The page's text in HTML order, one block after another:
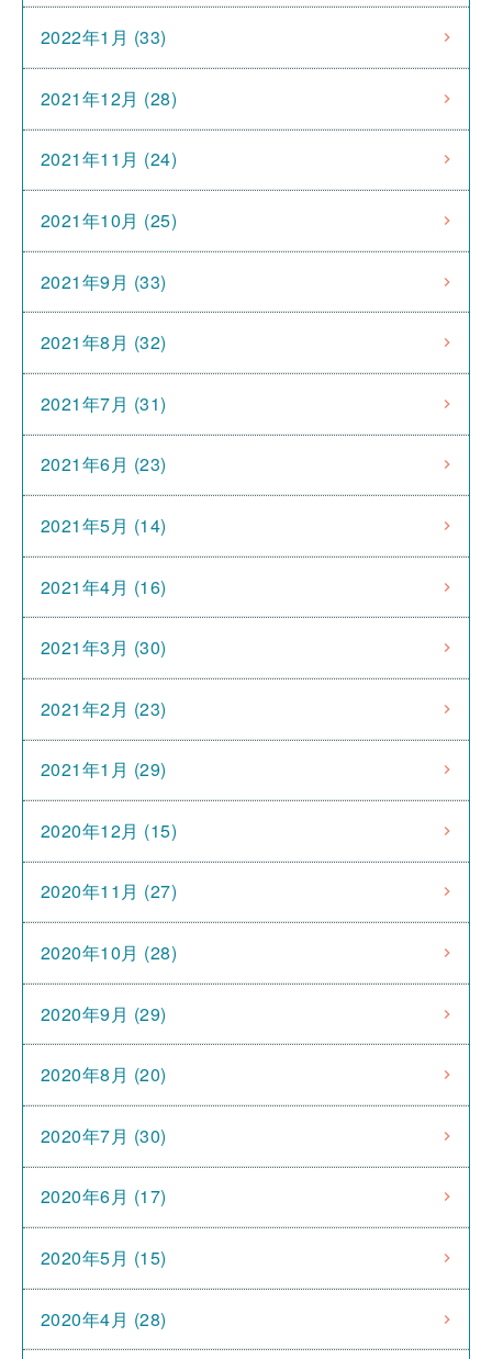
2022年1月 (33)
2021年12月 (28)
2021年11月 (24)
2021年10月 (25)
2021年9月 (33)
2021年8月 (32)
2021年7月 (31)
2021年6月 (23)
2021年5月 (14)
2021年4月 (16)
2021年3月 (30)
2021年2月 (23)
2021年1月 (29)
2020年12月 (15)
2020年11月 (27)
2020年10月 (28)
2020年9月 (29)
2020年8月 (20)
2020年7月 (30)
2020年6月 (17)
2020年5月 (15)
2020年4月 (28)